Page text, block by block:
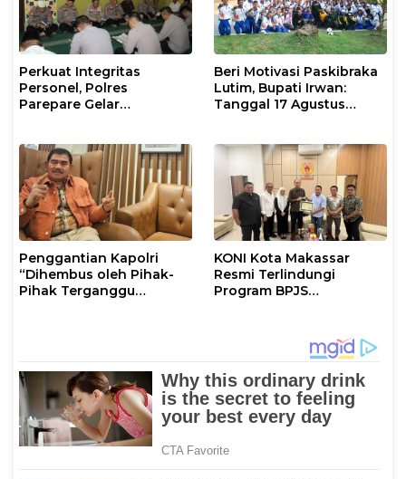
Perkuat Integritas
Personel, Polres
Parepare Gelar
Beri Motivasi Paskibraka
Lutim, Bupati Irwan:
Tanggal 17 Agustus
Penggantian Kapolri
“Dihembus oleh Pihak-
Pihak Terganggu
KONI Kota Makassar
Resmi Terlindungi
Program BPJS